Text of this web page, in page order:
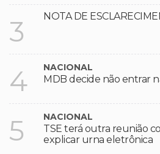
3 NOTA DE
4 NACIONAL
MDB decide não entrar
5 NACIONAL
TSE terá outra reunião
explicar urna eletrônica